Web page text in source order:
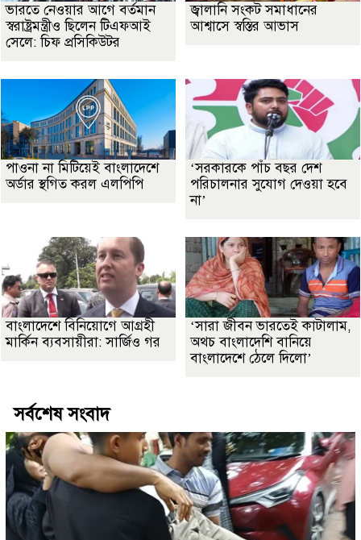
ভারতে নেওয়ার আগে বর্তমান
স্বরাষ্ট্রমন্ত্রীও ছিলেন টিএফআই
সেলে: চিফ প্রসিকিউটর
জ্বালানি সংকট সমাধানের
আশ্বাসে স্বস্তির আভাস
পাওনা না মিটিয়েই বাংলাদেশে
অর্ডার স্থগিত করল এলপিপি
‘সরকারকে পাঁচ বছর দেশ
পরিচালনার সুযোগ দেওয়া হবে
না’
বাংলাদেশে বিনিয়োগে আগ্রহী
মার্কিন ব্যবসায়ীরা: সার্জিও গর
‘সারা জীবন ভারতেই কাটালাম,
অথচ বাংলাদেশি বানিয়ে
বাংলাদেশে ঠেলে দিলো’
সর্বশেষ সংবাদ